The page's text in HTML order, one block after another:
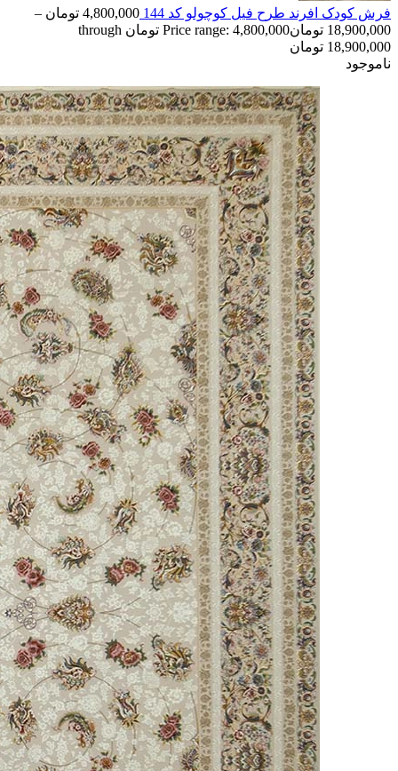
فرش کودک افرند طرح فیل کوچولو کد 144 4,800,000 تومان –
18,900,000 تومان
Price range: 4,800,000 تومان through
18,900,000 تومان
ناموجود